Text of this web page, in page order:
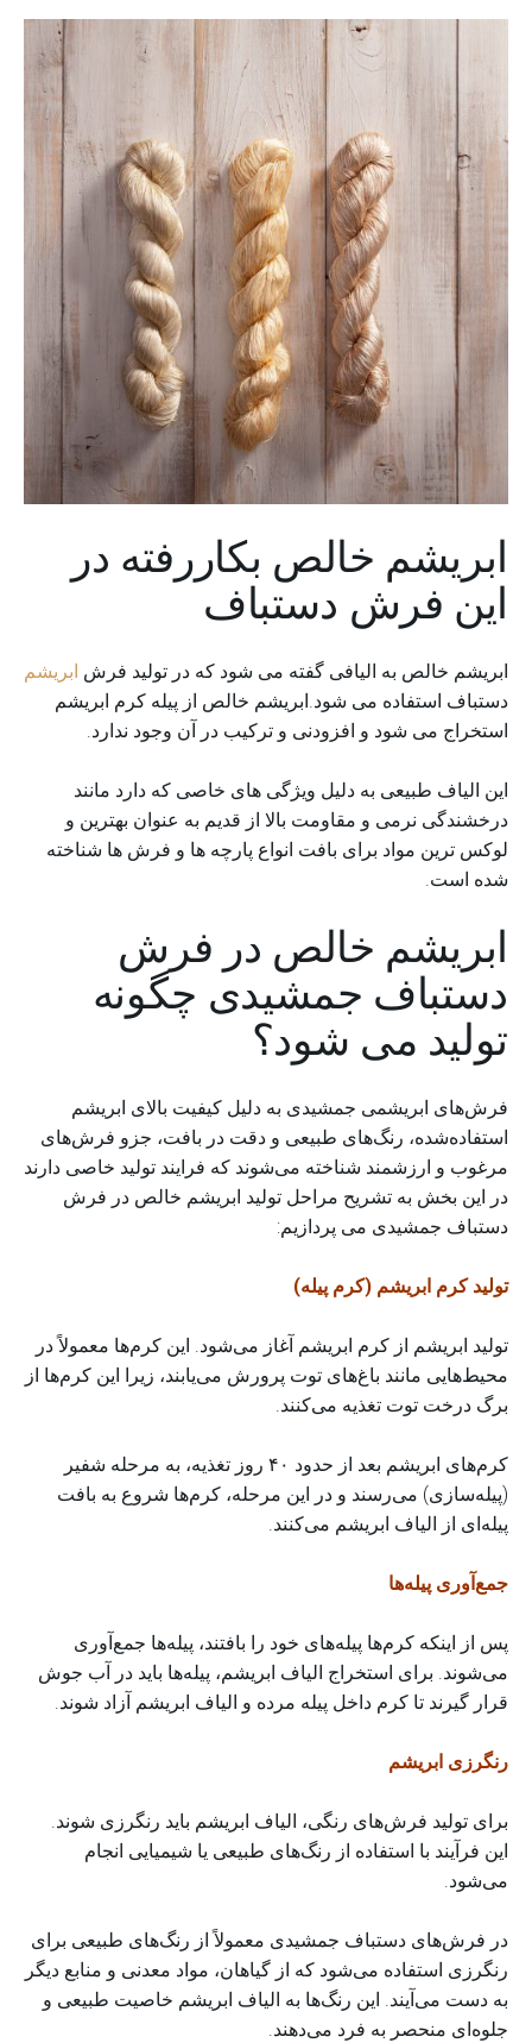
ابریشم خالص بکاررفته در
این فرش دستباف
ابریشم خالص به الیافی گفته می شود که در تولید فرش ابریشم
دستباف استفاده می شود.ابریشم خالص از پیله کرم ابریشم
استخراج می شود و افزودنی و ترکیب در آن وجود ندارد.
این الیاف طبیعی به دلیل ویژگی های خاصی که دارد مانند
درخشندگی نرمی و مقاومت بالا از قدیم به عنوان بهترین و
لوکس ترین مواد برای بافت انواع پارچه ها و فرش ها شناخته
شده است.
ابریشم خالص در فرش
دستباف جمشیدی چگونه
تولید می شود؟
فرش‌های ابریشمی جمشیدی به دلیل کیفیت بالای ابریشم
استفاده‌شده، رنگ‌های طبیعی و دقت در بافت، جزو فرش‌های
مرغوب و ارزشمند شناخته می‌شوند که فرایند تولید خاصی دارند
در این بخش به تشریح مراحل تولید ابریشم خالص در فرش
دستباف جمشیدی می پردازیم:
تولید کرم ابریشم (کرم پیله)
تولید ابریشم از کرم ابریشم آغاز می‌شود. این کرم‌ها معمولاً در
محیط‌هایی مانند باغ‌های توت پرورش می‌یابند، زیرا این کرم‌ها از
برگ درخت توت تغذیه می‌کنند.
کرم‌های ابریشم بعد از حدود ۴۰ روز تغذیه، به مرحله شفیر
(پیله‌سازی) می‌رسند و در این مرحله، کرم‌ها شروع به بافت
پیله‌ای از الیاف ابریشم می‌کنند.
جمع‌آوری پیله‌ها
پس از اینکه کرم‌ها پیله‌های خود را بافتند، پیله‌ها جمع‌آوری
می‌شوند. برای استخراج الیاف ابریشم، پیله‌ها باید در آب جوش
قرار گیرند تا کرم داخل پیله مرده و الیاف ابریشم آزاد شوند.
رنگرزی ابریشم
برای تولید فرش‌های رنگی، الیاف ابریشم باید رنگرزی شوند.
این فرآیند با استفاده از رنگ‌های طبیعی یا شیمیایی انجام
می‌شود.
در فرش‌های دستباف جمشیدی معمولاً از رنگ‌های طبیعی برای
رنگرزی استفاده می‌شود که از گیاهان، مواد معدنی و منابع دیگر
به دست می‌آیند. این رنگ‌ها به الیاف ابریشم خاصیت طبیعی و
جلوه‌ای منحصر به فرد می‌دهند.